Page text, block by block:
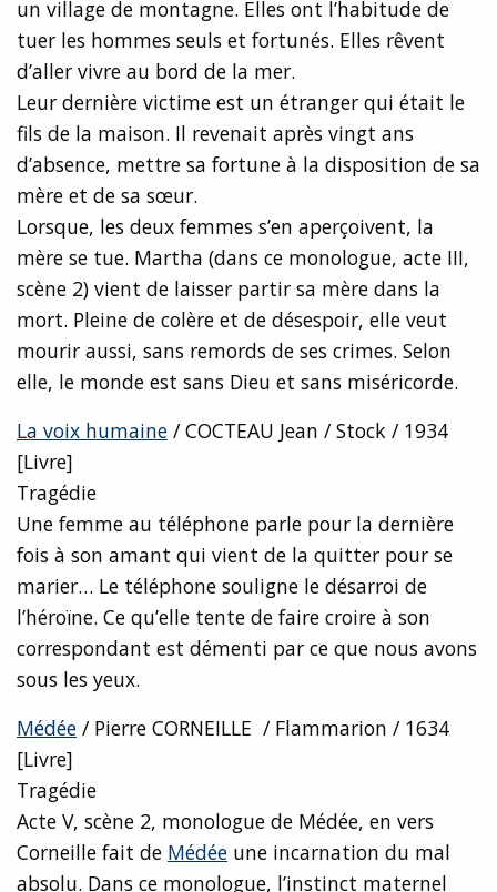
un village de montagne. Elles ont l’habitude de
tuer les hommes seuls et fortunés. Elles rêvent
d’aller vivre au bord de la mer.
Leur dernière victime est un étranger qui était le
fils de la maison. Il revenait après vingt ans
d’absence, mettre sa fortune à la disposition de sa
mère et de sa sœur.
Lorsque, les deux femmes s’en aperçoivent, la
mère se tue. Martha (dans ce monologue, acte III,
scène 2) vient de laisser partir sa mère dans la
mort. Pleine de colère et de désespoir, elle veut
mourir aussi, sans remords de ses crimes. Selon
elle, le monde est sans Dieu et sans miséricorde.
La voix humaine / COCTEAU Jean / Stock / 1934
[Livre]
Tragédie
Une femme au téléphone parle pour la dernière
fois à son amant qui vient de la quitter pour se
marier… Le téléphone souligne le désarroi de
l’héroïne. Ce qu’elle tente de faire croire à son
correspondant est démenti par ce que nous avons
sous les yeux.
Médée / Pierre CORNEILLE / Flammarion / 1634
[Livre]
Tragédie
Acte V, scène 2, monologue de Médée, en vers
Corneille fait de Médée une incarnation du mal
absolu. Dans ce monologue, l’instinct maternel